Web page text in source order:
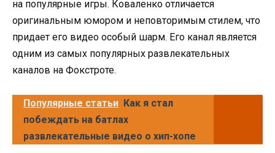
на популярные игры. Коваленко отличается
оригинальным юмором и неповторимым стилем, что
придает его видео особый шарм. Его канал является
одним из самых популярных развлекательных
каналов на Фокстроте.
Популярные статьи Как я стал
побеждать на батлах
развлекательные видео о хип-хопе